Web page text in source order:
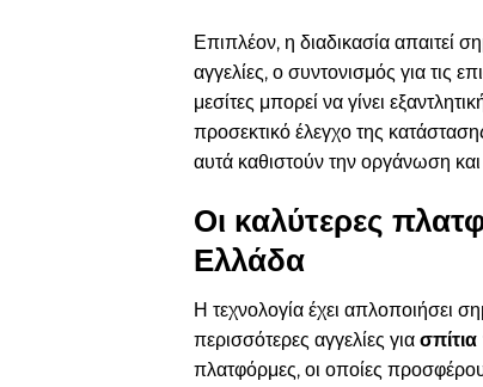
Επιπλέον, η διαδικασία απαιτεί
αγγελίες, ο συντονισμός για τις
μεσίτες μπορεί να γίνει
προσεκτικό έλεγχο της
αυτά καθιστούν την οργάνωση
Οι καλύτερες
Ελλάδα
Η τεχνολογία έχει απλοποιήσει
περισσότερες αγγελίες για
πλατφόρμες, οι οποίες